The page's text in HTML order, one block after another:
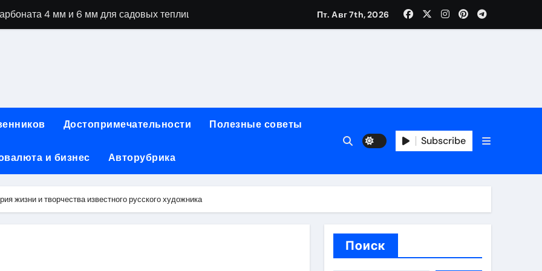
4 мм и 6 мм для садовых теплиц
алгоритмы работы, интерфейсы и совместимость двухкамерного ЭКС Apollo DR
чемоданов разных производителей: характеристики и маневренность
за 5 минут без верификации и банков с пополнением в стейблкоинах
и офисы продаж: контакты, адреса и режим работы
Пт. Авг 7th, 2026
Достопримечательности Полезные советы
и бизнес Авторубрика
Subscribe
жизни и творчества известного русского художника
Поиск